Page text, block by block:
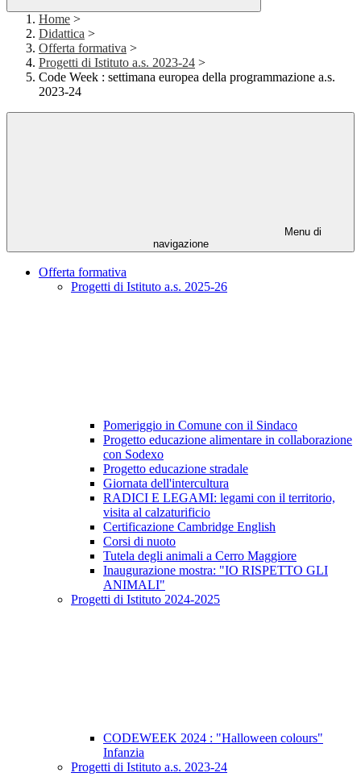
Home >
Didattica >
Offerta formativa >
Progetti di Istituto a.s. 2023-24 >
Code Week : settimana europea della programmazione a.s.
2023-24
Menu di
navigazione
Offerta formativa
Progetti di Istituto a.s. 2025-26
Pomeriggio in Comune con il Sindaco
Progetto educazione alimentare in collaborazione
con Sodexo
Progetto educazione stradale
Giornata dell'intercultura
RADICI E LEGAMI: legami con il territorio,
visita al calzaturificio
Certificazione Cambridge English
Corsi di nuoto
Tutela degli animali a Cerro Maggiore
Inaugurazione mostra: "IO RISPETTO GLI
ANIMALI"
Progetti di Istituto 2024-2025
CODEWEEK 2024 : "Halloween colours"
Infanzia
Progetti di Istituto a.s. 2023-24